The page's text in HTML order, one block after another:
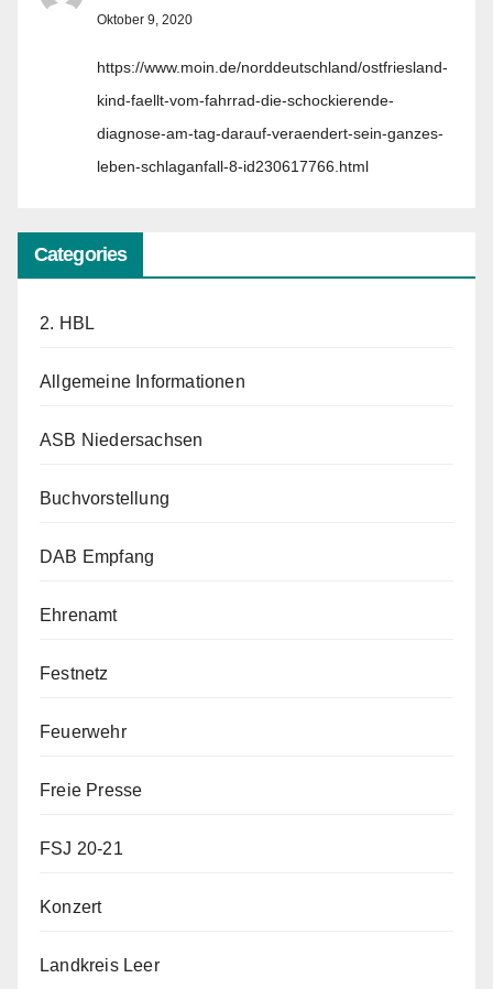
Oktober 9, 2020
https://www.moin.de/norddeutschland/ostfriesland-
kind-faellt-vom-fahrrad-die-schockierende-
diagnose-am-tag-darauf-veraendert-sein-ganzes-
leben-schlaganfall-8-id230617766.html
Categories
2. HBL
Allgemeine Informationen
ASB Niedersachsen
Buchvorstellung
DAB Empfang
Ehrenamt
Festnetz
Feuerwehr
Freie Presse
FSJ 20-21
Konzert
Landkreis Leer